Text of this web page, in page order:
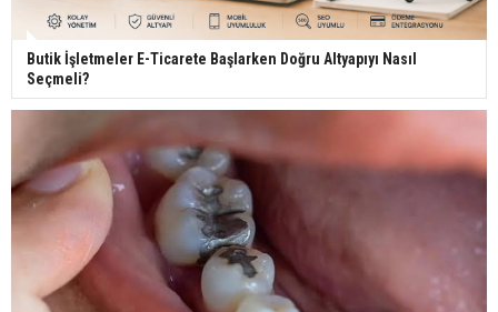
Butik İşletmeler E-Ticarete Başlarken Doğru Altyapıyı Nasıl
Seçmeli?